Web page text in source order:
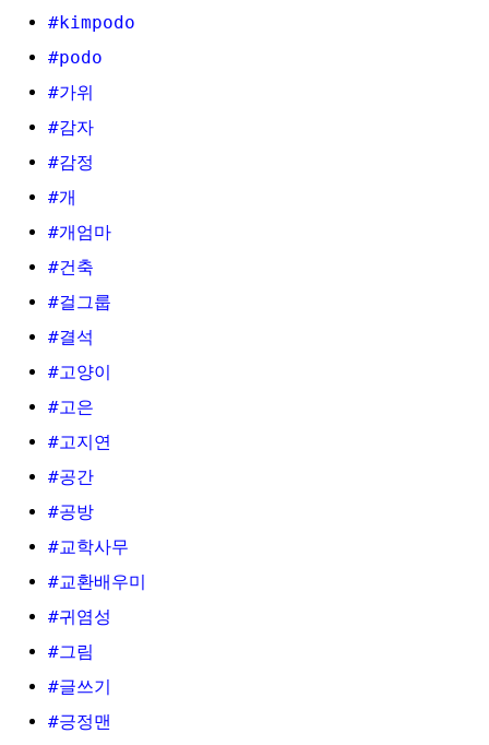
#kimpodo
#podo
#가위
#감자
#감정
#개
#개엄마
#건축
#걸그룹
#결석
#고양이
#고은
#고지연
#공간
#공방
#교학사무
#교환배우미
#귀염성
#그림
#글쓰기
#긍정맨